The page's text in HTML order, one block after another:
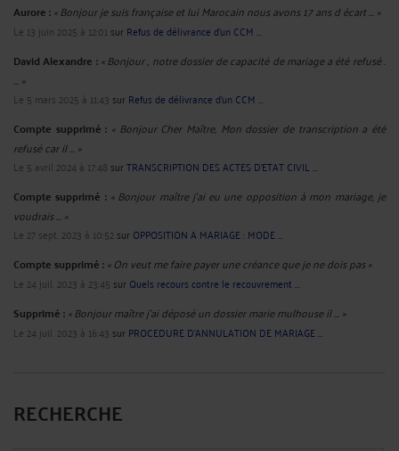
Aurore :« Bonjour je suis française et lui Marocain nous avons 17 ans d écart ... »
Le 13 juin 2025 à 12:01 sur Refus de délivrance d’un CCM ...
David Alexandre : « Bonjour , notre dossier de capacité de mariage a été refusé .
... »
Le 5 mars 2025 à 11:43 sur Refus de délivrance d’un CCM ...
Compte supprimé : « Bonjour Cher Maître, Mon dossier de transcription a été
refusé car il ... »
Le 5 avril 2024 à 17:48 surTRANSCRIPTION DES ACTES D'ETAT CIVIL ...
Compte supprimé : « Bonjour maître j'ai eu une opposition à mon mariage, je
voudrais ... »
Le 27 sept. 2023 à 10:52sur OPPOSITION A MARIAGE : MODE ...
Compte supprimé :« On veut me faire payer une créance que je ne dois pas »
Le 24 juil. 2023 à 23:45 sur Quels recours contre le recouvrement ...
Supprimé :« Bonjour maître j'ai déposé un dossier marie mulhouse il ... »
Le 24 juil. 2023 à 16:43 sur PROCEDURE D'ANNULATION DE MARIAGE ...
RECHERCHE